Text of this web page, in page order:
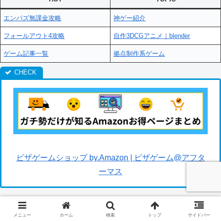
エンパズ無課金攻略 神ゲー紹介
フォールアウト4攻略 自作3DCGアニメ｜blender
ゲーム記事一覧 拠点制作系ゲーム
ピザゲームショップ by.Amazon | ピザゲーム@アフタ
ーマス
メニュー ホーム 検索 トップ サイドバー